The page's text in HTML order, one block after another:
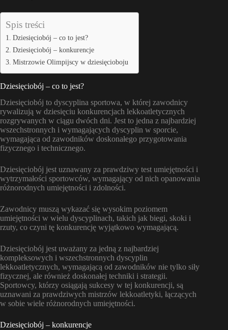
Spis treści
Dziesięciobój – co to jest?
Dziesięciobój – konkurencje
Mistrzowie Olimpijscy w dziesięcioboju
Dziesięciobój – co to jest?
Dziesięciobój to dyscyplina sportowa, w której zawodnicy
rywalizują w dziesięciu konkurencjach lekkoatletycznych
rozgrywanych w ciągu dwóch dni. Jest to jedna z najbardziej
wszechstronnych i wymagających dyscyplin w sporcie,
wymagająca od zawodników doskonałego przygotowania
fizycznego i technicznego.
Dziesięciobój jest uznawany za prawdziwy test umiejętności i
wytrzymałości sportowców, wymagający od nich opanowania
różnorodnych umiejętności i zdolności.
Zawodnicy muszą wykazać się wysokim poziomem
umiejętności w wielu dyscyplinach, takich jak biegi, skoki i
rzuty, co czyni tę konkurencję wyjątkowo wymagającą.
Dziesięciobój jest uważany za jedną z najbardziej
kompleksowych i wszechstronnych dyscyplin
lekkoatletycznych, wymagającą od zawodników nie tylko siły
fizycznej, ale również doskonałej techniki i strategii.
Sportowcy, którzy osiągają sukcesy w tej konkurencji, są
uznawani za prawdziwych mistrzów lekkoatletyki, łączących
w sobie wiele różnorodnych umiejętności.
Dziesięciobój – konkurencje